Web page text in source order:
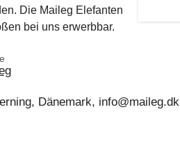
Die Maileg Elefanten
bei uns erwerbbar.
Dänemark, info@maileg.dk